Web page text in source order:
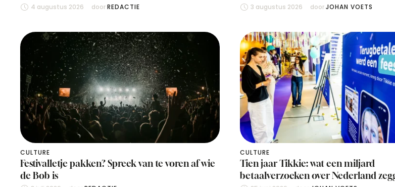
4 augustus 2026 door REDACTIE 3 augustus 2026 door JOHAN VOETS
CULTURE
Festivalletje pakken? Spreek van te voren af wie
de Bob is
CULTURE
Tien jaar Tikkie: wat een miljard
betaalverzoeken over Nederland